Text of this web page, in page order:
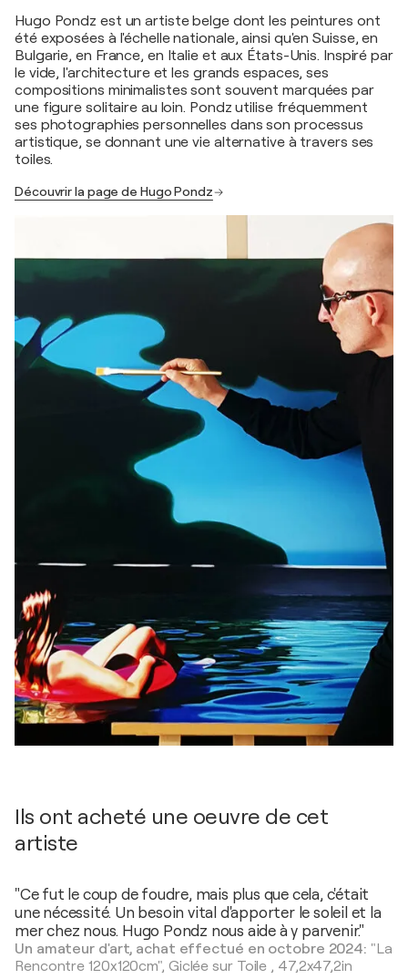
Hugo Pondz est un artiste belge dont les peintures ont
été exposées à l'échelle nationale, ainsi qu'en Suisse, en
Bulgarie, en France, en Italie et aux États-Unis. Inspiré par
le vide, l'architecture et les grands espaces, ses
compositions minimalistes sont souvent marquées par
une figure solitaire au loin. Pondz utilise fréquemment
ses photographies personnelles dans son processus
artistique, se donnant une vie alternative à travers ses
toiles.
Découvrir la page de Hugo Pondz
Ils ont acheté une oeuvre de cet
artiste
"Ce fut le coup de foudre, mais plus que cela, c'était
une nécessité. Un besoin vital d'apporter le soleil et la
mer chez nous. Hugo Pondz nous aide à y parvenir."
Un amateur d'art, achat effectué en octobre 2024: "La
Rencontre 120x120cm", Giclée sur Toile , 47,2x47,2in